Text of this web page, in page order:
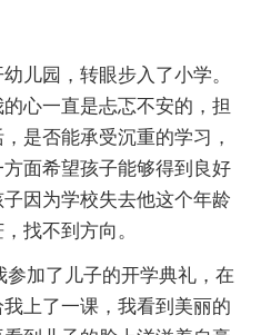
儿园，转眼步入了小学。
心一直是忐忑不安的，担
是否能承受沉重的学习，
面希望孩子能够得到良好
因为学校失去他这个年龄
找不到方向。
参加了儿子的开学典礼，在
上了一课，我看到美丽的